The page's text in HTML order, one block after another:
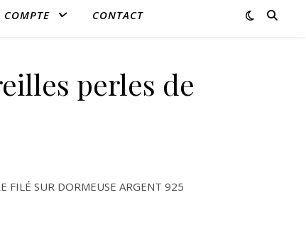
CONTACT
perles de
FILÉ SUR DORMEUSE ARGENT 925